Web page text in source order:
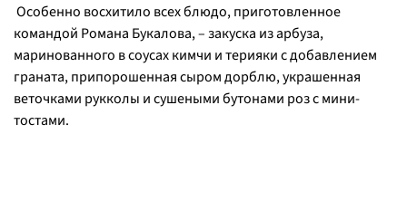
Особенно восхитило всех блюдо, приготовленное
командой Романа Букалова, – закуска из арбуза,
маринованного в соусах кимчи и терияки с добавлением
граната, припорошенная сыром дорблю, украшенная
веточками рукколы и сушеными бутонами роз с мини-
тостами.